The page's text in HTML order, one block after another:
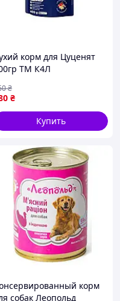
корм для Цуценят
ТМ К4Л
₴
₴
Купить
корм
собак Леопольд